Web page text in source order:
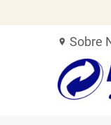
location_on Sobre